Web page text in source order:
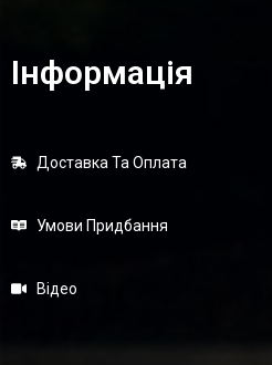
Інформація
Доставка Та Оплата
Умови Придбання
Відео